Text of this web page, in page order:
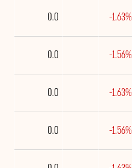
-1.63%
0.0
-1.56%
0.0
-1.63%
0.0
-1.56%
0.0